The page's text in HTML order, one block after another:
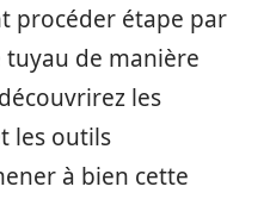
procéder étape par
tuyau de manière
les
les outils
à bien cette